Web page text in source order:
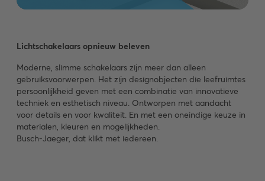
Lichtschakelaars opnieuw beleven
Moderne, slimme schakelaars zijn meer dan alleen
gebruiksvoorwerpen. Het zijn designobjecten die leefruimtes
persoonlijkheid geven met een combinatie van innovatieve
techniek en esthetisch niveau. Ontworpen met aandacht
voor details en voor kwaliteit. En met een oneindige keuze in
materialen, kleuren en mogelijkheden.
Busch-Jaeger, dat klikt met iedereen.